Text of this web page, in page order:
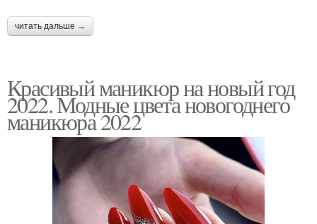
читать дальше →
Красивый маникюр на новый год
2022. Модные цвета новогоднего
маникюра 2022